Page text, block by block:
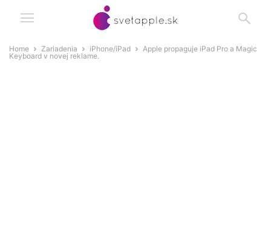
Home Zariadenia iPhone/iPad
Apple propaguje iPad Pro a Magic
Keyboard v novej reklame.